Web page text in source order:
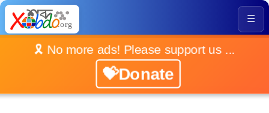
☰
🎗️ No more ads! Please support us ...
💝Donate